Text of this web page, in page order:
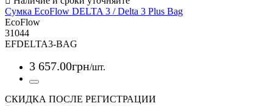
Сумка EcoFlow DELTA 3 / Delta 3 Plus Bag
EcoFlow
31044
EFDELTA3-BAG
3 657.00грн/шт.
СКИДКА ПОСЛЕ РЕГИСТРАЦИИ